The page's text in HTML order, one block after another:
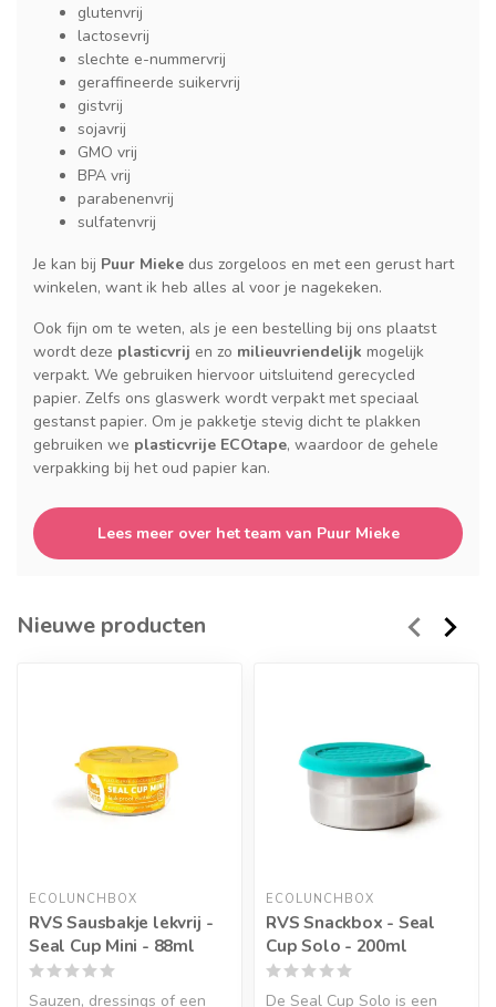
glutenvrij
lactosevrij
slechte e-nummervrij
geraffineerde suikervrij
gistvrij
sojavrij
GMO vrij
BPA vrij
parabenenvrij
sulfatenvrij
Je kan bij Puur Mieke dus zorgeloos en met een gerust hart
winkelen, want ik heb alles al voor je nagekeken.
Ook fijn om te weten, als je een bestelling bij ons plaatst
wordt deze plasticvrij en zo milieuvriendelijk mogelijk
verpakt. We gebruiken hiervoor uitsluitend gerecycled
papier. Zelfs ons glaswerk wordt verpakt met speciaal
gestanst papier. Om je pakketje stevig dicht te plakken
gebruiken we plasticvrije ECOtape, waardoor de gehele
verpakking bij het oud papier kan.
Lees meer over het team van Puur Mieke
Nieuwe producten
ECOLUNCHBOX
RVS Sausbakje lekvrij -
Seal Cup Mini - 88ml
Sauzen, dressings of een
ECOLUNCHBOX
RVS Snackbox - Seal
Cup Solo - 200ml
De Seal Cup Solo is een